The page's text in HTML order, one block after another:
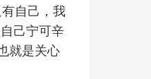
自己，我
己宁可辛
就是关心